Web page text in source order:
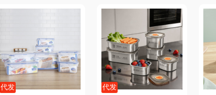
马克图布
实丰文化 洛克星球 梵沐
TCL 五芳斋
代发
代发